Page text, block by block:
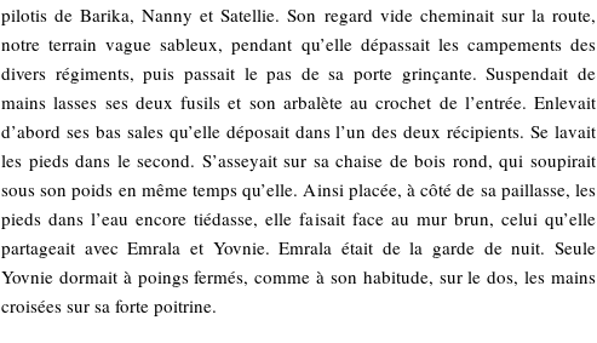
pilotis de Barika, Nanny et Satellie. Son regard vide cheminait sur la route,
notre terrain vague sableux, pendant qu’elle dépassait les campements des
divers régiments, puis passait le pas de sa porte grinçante. Suspendait de
mains lasses ses deux fusils et son arbalète au crochet de l’entrée. Enlevait
d’abord ses bas sales qu’elle déposait dans l’un des deux récipients. Se lavait
les pieds dans le second. S’asseyait sur sa chaise de bois rond, qui soupirait
sous son poids en même temps qu’elle. Ainsi placée, à côté de sa paillasse, les
pieds dans l’eau encore tiédasse, elle faisait face au mur brun, celui qu’elle
partageait avec Emrala et Yovnie. Emrala était de la garde de nuit. Seule
Yovnie dormait à poings fermés, comme à son habitude, sur le dos, les mains
croisées sur sa forte poitrine.